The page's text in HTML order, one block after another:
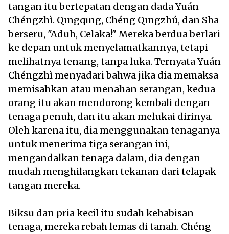
tangan itu bertepatan dengan dada Yuán
Chéngzhì. Qīngqīng, Chéng Qīngzhú, dan Sha
berseru, "Aduh, Celaka!" Mereka berdua berlari
ke depan untuk menyelamatkannya, tetapi
melihatnya tenang, tanpa luka. Ternyata Yuán
Chéngzhì menyadari bahwa jika dia memaksa
memisahkan atau menahan serangan, kedua
orang itu akan mendorong kembali dengan
tenaga penuh, dan itu akan melukai dirinya.
Oleh karena itu, dia menggunakan tenaganya
untuk menerima tiga serangan ini,
mengandalkan tenaga dalam, dia dengan
mudah menghilangkan tekanan dari telapak
tangan mereka.
Biksu dan pria kecil itu sudah kehabisan
tenaga, mereka rebah lemas di tanah. Chéng